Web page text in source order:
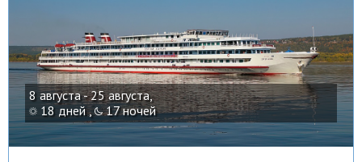
8 августа - 25 августа,
18 дней , 17 ночей